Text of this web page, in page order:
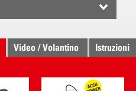
Video / Volantino Istruzioni